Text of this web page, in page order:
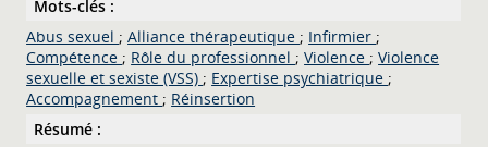
Mots-clés :
Abus sexuel ; Alliance thérapeutique ; Infirmier ;
Compétence ; Rôle du professionnel ; Violence ; Violence
sexuelle et sexiste (VSS) ; Expertise psychiatrique ;
Accompagnement ; Réinsertion
Résumé :